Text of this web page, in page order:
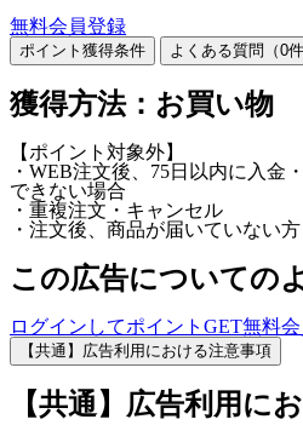
無料会員登録
ポイント獲得条件 よくある質問（0件
獲得方法：お買い物
【ポイント対象外】
・WEB注文後、75日以内に入金
できない場合
・重複注文・キャンセル
・注文後、商品が届いていない方
この広告についての
ログインしてポイントGET無料
【共通】広告利用における注意事項
【共通】広告利用に